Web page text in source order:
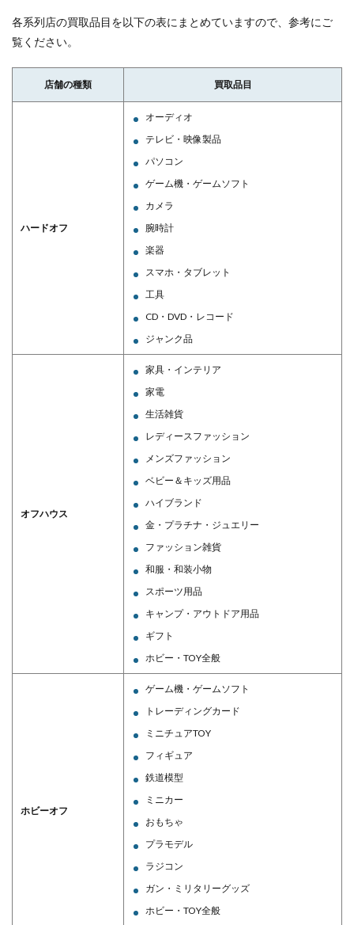
各系列店の買取品目を以下の表にまとめていますので、参考にご
覧ください。
店舗の種類 買取品目
ハードオフ
オーディオ
テレビ・映像製品
パソコン
ゲーム機・ゲームソフト
カメラ
腕時計
楽器
スマホ・タブレット
工具
CD・DVD・レコード
ジャンク品
オフハウス
家具・インテリア
家電
生活雑貨
レディースファッション
メンズファッション
ベビー＆キッズ用品
ハイブランド
金・プラチナ・ジュエリー
ファッション雑貨
和服・和装小物
スポーツ用品
キャンプ・アウトドア用品
ギフト
ホビー・TOY全般
ホビーオフ
ゲーム機・ゲームソフト
トレーディングカード
ミニチュアTOY
フィギュア
鉄道模型
ミニカー
おもちゃ
プラモデル
ラジコン
ガン・ミリタリーグッズ
ホビー・TOY全般